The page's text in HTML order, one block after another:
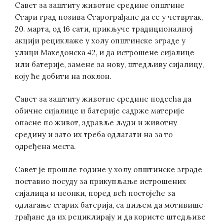
Савет за заштиту животне средине општине
Стари град позива Старограђане да се у четвртак,
20. марта, од 16 сати, прикључе традиционалној
акцији рециклаже у холу општинске зграде у
улици Македонска 42, и да истрошене сијалице
или батерије, замене за нову, штедљиву сијалицу,
коју ће добити на поклон.
Савет за заштиту животне средине подсећа да
обичне сијалице и батерије садрже материје
опасне по живот, здравље људи и животну
средину и зато их треба одлагати на за то
одређена места.
Савет је прошле године у холу општинске зграде
поставио посуду за прикупљање истрошених
сијалица и неонки, поред већ постојеће за
одлагање старих батерија, са циљем да мотивише
грађане да их рециклирају и да користе штедљиве